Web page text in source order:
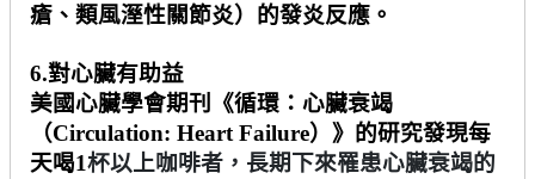
瘡、類風溼性關節炎）的發炎反應。
6.對心臟有助益
美國心臟學會期刊《循環：心臟衰竭
（Circulation: Heart Failure）》的研究發現每
天喝1杯以上咖啡者，長期下來罹患心臟衰竭的